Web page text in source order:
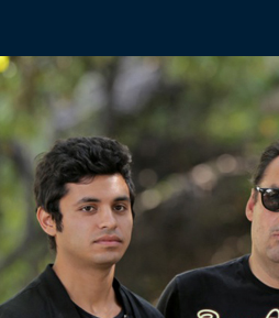
Entrevistas BioBioTV
Comentarios de Tomás Mosciatti
Más de Ti Podcast
Realizadores
Retropop